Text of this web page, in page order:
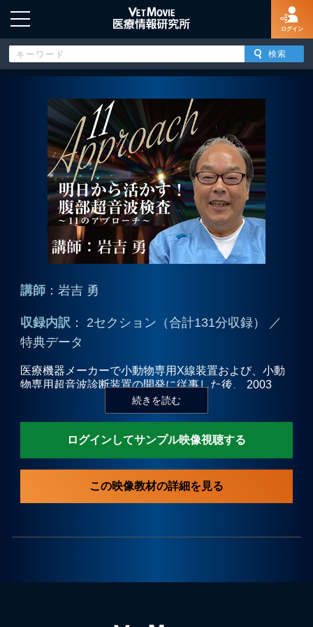
ログイン
HOME
ログイン
新規登録
よくあるご質問
プライバシーポリシー
お問合せ
講師 ：岩吉 勇
収録内訳 ： 2セクション（合計131分収録） ／
特典データ
医療機器メーカーで小動物専用X線装置および、小動
物専用超音波診断装置の開発に従事した後、 2003
年、獣医療におけるX線検査、超音波検査の技術指導
に特化した日本唯一の会社である 「獣医イメージング
の高い画像を得るための 撮像技術を実習形式のセミナ
書多数。
ログインしてサンプル映像視聴する
この映像教材の詳細を見る